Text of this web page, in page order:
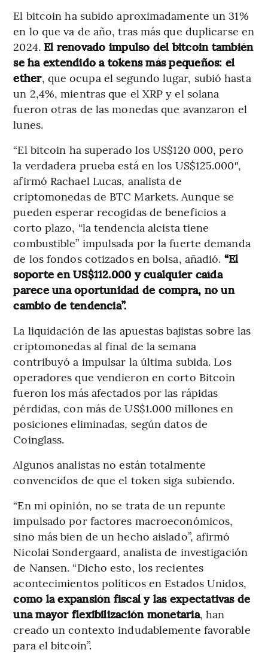
El bitcoin ha subido aproximadamente un 31%
en lo que va de año, tras más que duplicarse en
2024. El renovado impulso del bitcoin también
se ha extendido a tokens más pequeños: el
ether, que ocupa el segundo lugar, subió hasta
un 2,4%, mientras que el XRP y el solana
fueron otras de las monedas que avanzaron el
lunes.
“El bitcoin ha superado los US$120 000, pero
la verdadera prueba está en los US$125.000″,
afirmó Rachael Lucas, analista de
criptomonedas de BTC Markets. Aunque se
pueden esperar recogidas de beneficios a
corto plazo, “la tendencia alcista tiene
combustible” impulsada por la fuerte demanda
de los fondos cotizados en bolsa, añadió. “El
soporte en US$112.000 y cualquier caída
parece una oportunidad de compra, no un
cambio de tendencia”.
La liquidación de las apuestas bajistas sobre las
criptomonedas al final de la semana
contribuyó a impulsar la última subida. Los
operadores que vendieron en corto Bitcoin
fueron los más afectados por las rápidas
pérdidas, con más de US$1.000 millones en
posiciones eliminadas, según datos de
Coinglass.
Algunos analistas no están totalmente
convencidos de que el token siga subiendo.
“En mi opinión, no se trata de un repunte
impulsado por factores macroeconómicos,
sino más bien de un hecho aislado”, afirmó
Nicolai Sondergaard, analista de investigación
de Nansen. “Dicho esto, los recientes
acontecimientos políticos en Estados Unidos,
como la expansión fiscal y las expectativas de
una mayor flexibilización monetaria, han
creado un contexto indudablemente favorable
para el bitcoin”.